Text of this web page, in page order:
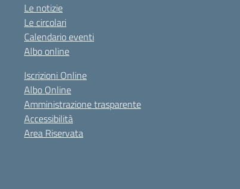
Le notizie
Le circolari
Calendario eventi
Albo online
Iscrizioni Online
Albo Online
Amministrazione trasparente
Accessibilità
Area Riservata